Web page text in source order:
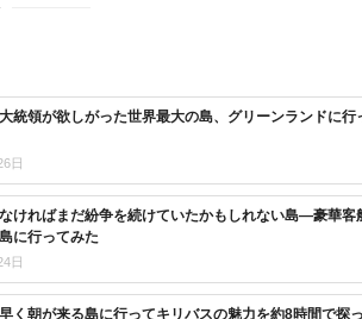
大統領が欲しがった世界最大の島、グリーンランドに行
日
ければまだ紛争を続けていたかもしれない島―豪華客
に行ってみた
日
く朝が来る島に行ってキリバスの魅力を約8時間で探